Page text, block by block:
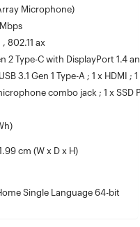
Microphone)
802.11 ax
2 Type-C with DisplayPort 1.4
3.1 Gen 1 Type-A ; 1 x HDMI ; 1
combo jack ; 1 x SSD
cm (W x D x H)
Single Language 64-bit